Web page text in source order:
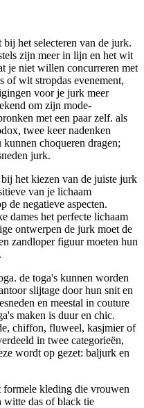
het selecteren van de jurk.
zijn meer in lijn en het wit
je niet willen concurreren met
of wit stropdas evenement,
voor je jurk meer
om zijn mode-
met een paar zelf. als
twee keer nadenken
choqueren dragen;
jurk.
het kiezen van de juiste jurk
van je lichaam
de negatieve aspecten.
dames het perfecte lichaam
ontwerpen de jurk moet de
zandloper figuur moeten hun
de toga's kunnen worden
slijtage door hun snit en
en meestal in couture
maken is duur en chic.
chiffon, fluweel, kasjmier of
in twee categorieën,
wordt op gezet: baljurk en
kleding die vrouwen
witte das of black tie